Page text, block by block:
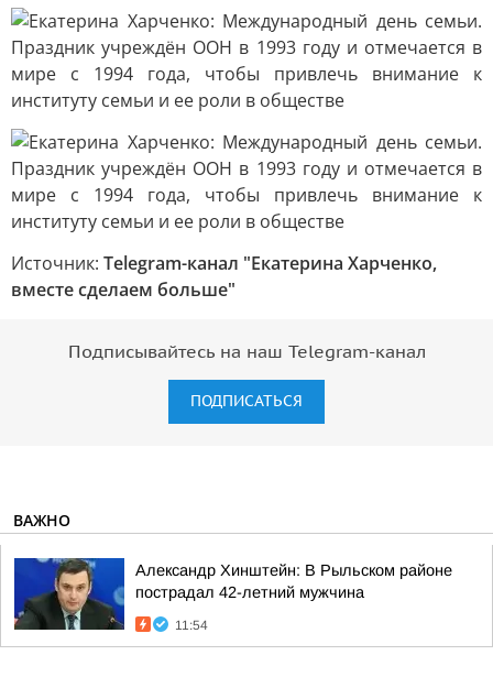
Источник: Telegram-канал "Екатерина Харченко,
вместе сделаем больше"
Подписывайтесь на наш Telegram-канал
ПОДПИСАТЬСЯ
ВАЖНО
Александр Хинштейн: В Рыльском районе
пострадал 42-летний мужчина
11:54